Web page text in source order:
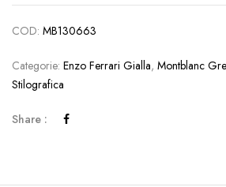
COD: MB130663
Categorie: Enzo Ferrari Gialla, Montblanc
Stilografica
Share :